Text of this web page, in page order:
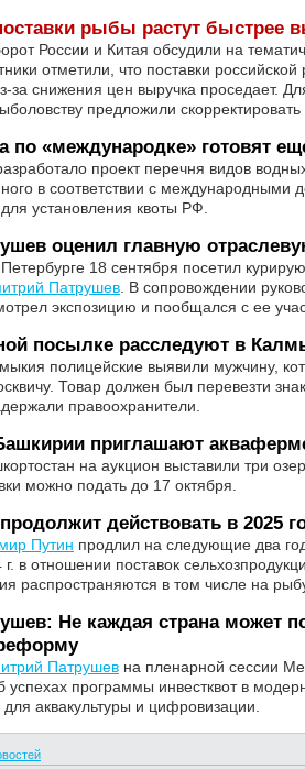
рыбы растут быстрее
России и Китая обсудили на
отметили, что поставки
за снижения цен выручка проседает.
предложили
«международке» готовят
проект перечня видов
в соответствии с международными
установления квоты РФ.
оценил главную
Петербурге 18 сентября посетил
Патрушев . В сопровождении
экспозицию и пообщался с ее
посылке расследуют в
полицейские выявили мужчину,
Товар должен был перевезти
правоохранители.
приглашают
на аукцион выставили три
можно подать до 17 октября.
действовать в 2025
Путин продлил на следующие два
в отношении поставок
распространяются в том числе на
Не каждая страна может
Патрушев на пленарной сессии
успехах программы инвестквот в
аквакультуры и цифровизации.